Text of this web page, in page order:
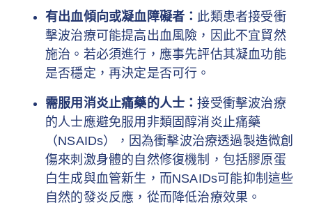
有出血傾向或凝血障礙者： 此類患者接受衝
擊波治療可能提高出血風險，因此不宜貿然
施治。若必須進行，應事先評估其凝血功能
是否穩定，再決定是否可行。
需服用消炎止痛藥的人士：接受衝擊波治療
的人士應避免服用非類固醇消炎止痛藥
（NSAIDs），因為衝擊波治療透過製造微創
傷來刺激身體的自然修復機制，包括膠原蛋
白生成與血管新生，而NSAIDs可能抑制這些
自然的發炎反應，從而降低治療效果。